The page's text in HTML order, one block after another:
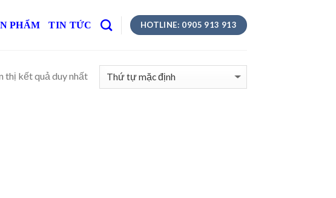
PHẨM TIN TỨC HOTLINE: 0905 913 913
thị kết quả duy nhất